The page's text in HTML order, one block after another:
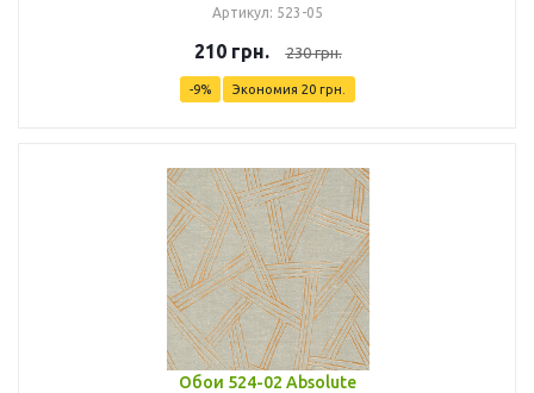
Артикул: 523-05
210грн. 230грн.
-9% Экономия 20 грн.
Обои 524-02 Absolute